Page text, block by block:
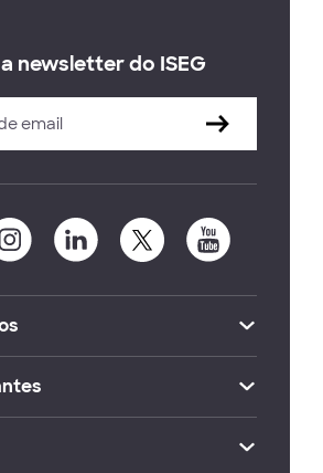
newsletter do ISEG